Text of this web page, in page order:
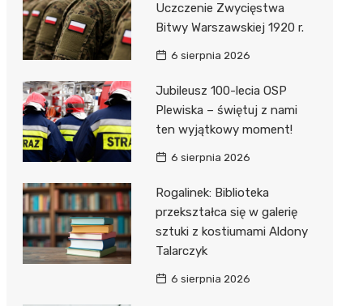
Uczczenie Zwycięstwa
Bitwy Warszawskiej 1920 r.
6 sierpnia 2026
Jubileusz 100-lecia OSP
Plewiska – świętuj z nami
ten wyjątkowy moment!
6 sierpnia 2026
Rogalinek: Biblioteka
przekształca się w galerię
sztuki z kostiumami Aldony
Talarczyk
6 sierpnia 2026